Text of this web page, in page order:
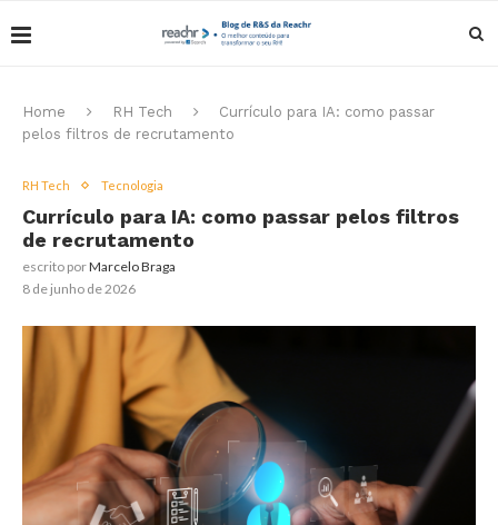
Home RH Tech
Currículo para IA: como passar
pelos filtros de recrutamento
RH Tech Tecnologia
Currículo para IA: como passar pelos filtros
de recrutamento
escrito porMarcelo Braga
8 de junho de 2026